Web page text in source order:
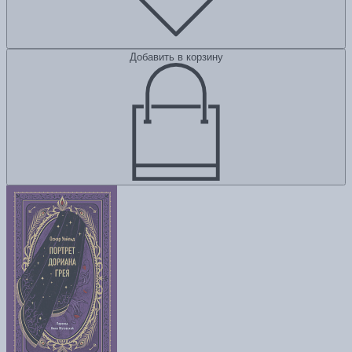
Добавить в корзину